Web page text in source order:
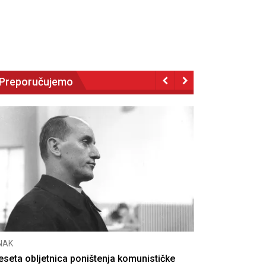
Preporučujemo
obljetnica poništenja komunističke